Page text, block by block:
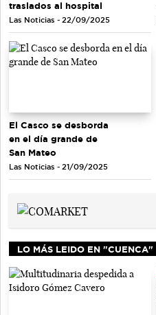
traslados al hospital
Las Noticias - 22/09/2025
El Casco se desborda
en el día grande de
San Mateo
Las Noticias - 21/09/2025
LO MÁS LEIDO EN "CUENCA"